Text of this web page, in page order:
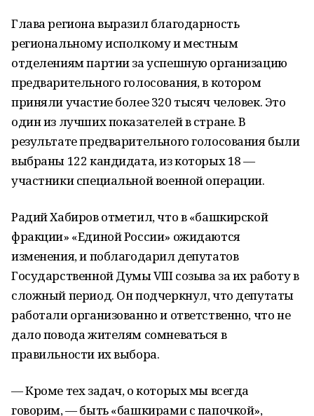
Глава региона выразил благодарность
региональному исполкому и местным
отделениям партии за успешную организацию
предварительного голосования, в котором
приняли участие более 320 тысяч человек. Это
один из лучших показателей в стране. В
результате предварительного голосования были
выбраны 122 кандидата, из которых 18 —
участники специальной военной операции.
Радий Хабиров отметил, что в «башкирской
фракции» «Единой России» ожидаются
изменения, и поблагодарил депутатов
Государственной Думы VIII созыва за их работу в
сложный период. Он подчеркнул, что депутаты
работали организованно и ответственно, что не
дало повода жителям сомневаться в
правильности их выбора.
— Кроме тех задач, о которых мы всегда
говорим, — быть «башкирами с папочкой»,